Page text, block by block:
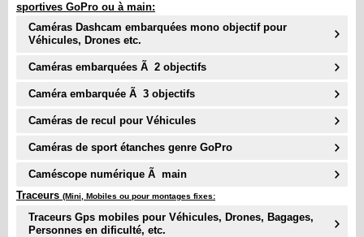
sportives GoPro ou à main:
Caméras Dashcam embarquées mono objectif pour
Véhicules, Drones etc.
Caméras embarquées Ã 2 objectifs
Caméra embarquée Ã 3 objectifs
Caméras de recul pour Véhicules
Caméras de sport étanches genre GoPro
Caméscope numérique Ã main
Traceurs (Mini, Mobiles ou pour montages fixes:
Traceurs Gps mobiles pour Véhicules, Drones, Bagages,
Personnes en dificulté, etc.